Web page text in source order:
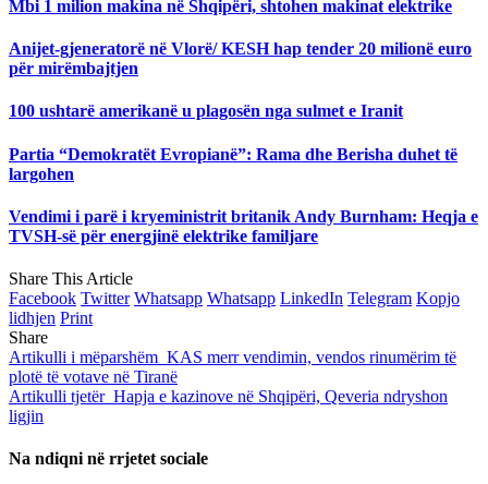
Mbi 1 milion makina në Shqipëri, shtohen makinat elektrike
Anijet-gjeneratorë në Vlorë/ KESH hap tender 20 milionë euro
për mirëmbajtjen
100 ushtarë amerikanë u plagosën nga sulmet e Iranit
Partia “Demokratët Evropianë”: Rama dhe Berisha duhet të
largohen
Vendimi i parë i kryeministrit britanik Andy Burnham: Heqja e
TVSH-së për energjinë elektrike familjare
Share This Article
Facebook Twitter Whatsapp Whatsapp LinkedIn Telegram Kopjo
lidhjen Print
Share
Artikulli i mëparshëm KAS merr vendimin, vendos rinumërim të
plotë të votave në Tiranë
Artikulli tjetër Hapja e kazinove në Shqipëri, Qeveria ndryshon
ligjin
Na ndiqni në rrjetet sociale